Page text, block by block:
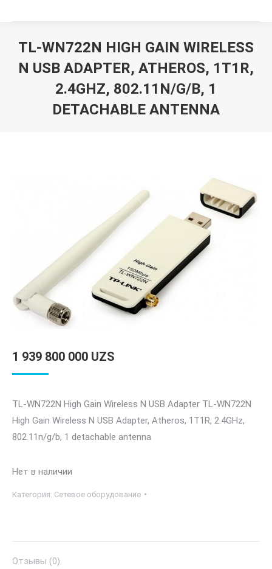
TL-WN722N HIGH GAIN WIRELESS
N USB ADAPTER, ATHEROS, 1T1R,
2.4GHZ, 802.11N/G/B, 1
DETACHABLE ANTENNA
1 939 800 000 UZS
TL-WN722N High Gain Wireless N USB Adapter TL-WN722N
High Gain Wireless N USB Adapter, Atheros, 1T1R, 2.4GHz,
802.11n/g/b, 1 detachable antenna
Нет в наличии
Категория: Сетевое оборудование
Отзывы (0)